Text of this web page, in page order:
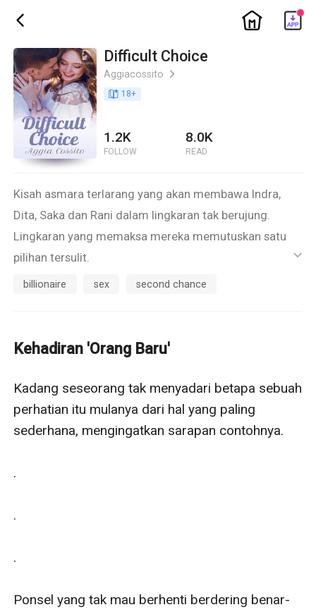
ic_back ic_home
Difficult Choice
Aggiacossito ic_arrow_right
book_age 18+
1.2K
FOLLOW
8.0K
READ
Kisah asmara terlarang yang akan membawa Indra,
Dita, Saka dan Rani dalam lingkaran tak berujung.
Lingkaran yang memaksa mereka memutuskan satu
pilihan tersulit.
"Jika saja aku tidak mabuk."
"Jika saja aku tidak sebodoh itu...."
Sungguh, pilihan ini benar-benar sulit karena berpotensi
menyakiti banyak hati.
Dapatkah mereka menemukan pilihan yang terbaik?
ic_default
billionaire sex second chance
Kehadiran 'Orang Baru'
Kadang seseorang tak menyadari betapa sebuah
perhatian itu mulanya dari hal yang paling
sederhana, mengingatkan sarapan contohnya.
.
.
.
Ponsel yang tak mau berhenti berdering benar-